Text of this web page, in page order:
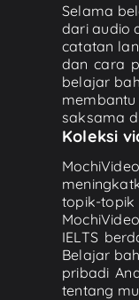
Selama
dari audio
catatan
dan cara
belajar
saksama
Koleksi
topik-topik
IELTS
Belajar
pribadi
tentang